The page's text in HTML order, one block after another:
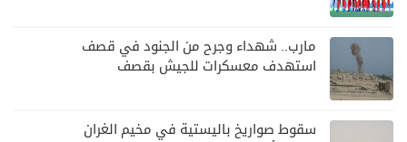
مارب.. شهداء وجرح من الجنود في قصف
استهدف معسكرات للجيش بقصف
سقوط صواريخ باليستية في مخيم الغران